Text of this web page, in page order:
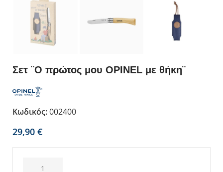
Σετ ¨Ο πρώτος μου OPINEL με θήκη¨
Κωδικός:002400
€